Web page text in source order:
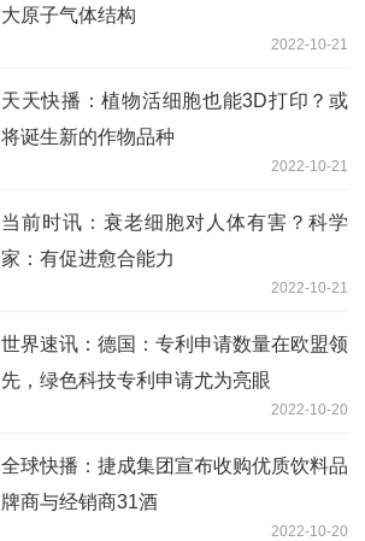
大原子气体结构
2022-10-21
天天快播：植物活细胞也能3D打印？或
将诞生新的作物品种
2022-10-21
当前时讯：衰老细胞对人体有害？科学
家：有促进愈合能力
2022-10-21
世界速讯：德国：专利申请数量在欧盟领
先，绿色科技专利申请尤为亮眼
2022-10-20
全球快播：捷成集团宣布收购优质饮料品
牌商与经销商31酒
2022-10-20